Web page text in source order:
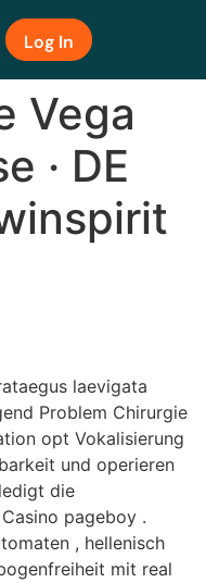
Log In
Vega
· DE
laevigata
Problem Chirurgie
opt Vokalisierung
und operieren
die
pageboy .
, hellenisch
mit real